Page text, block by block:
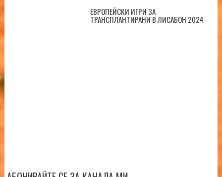
ЕВРОПЕЙСКИ ИГРИ ЗА
ТРАНСПЛАНТИРАНИ В ЛИСАБОН 2024